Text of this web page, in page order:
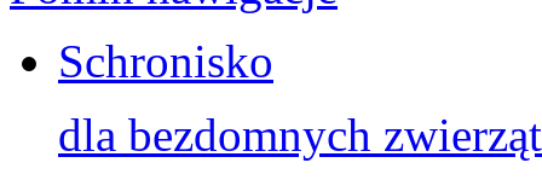
Schronisko
dla bezdomnych zwierząt